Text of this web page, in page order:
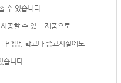
수 있습니다.
공할 수 있는 제품으로
락방, 학교나 종교시설에도
습니다.